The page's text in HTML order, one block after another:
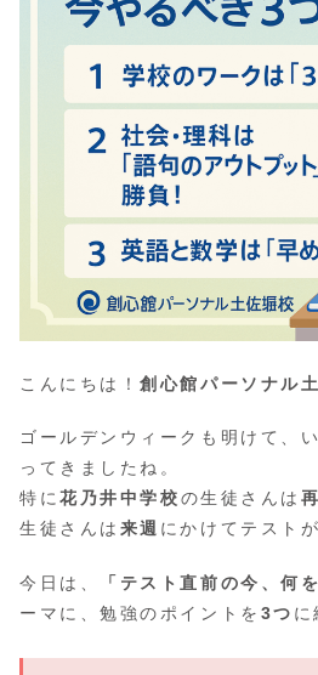
こんにちは！創心館パーソナル
ゴールデンウィークも明けて、
ってきましたね。
特に花乃井中学校の生徒さんは
生徒さんは 来週 にかけてテスト
今日は、 「テスト直前の今、何
ーマに、勉強のポイントを 3つ に